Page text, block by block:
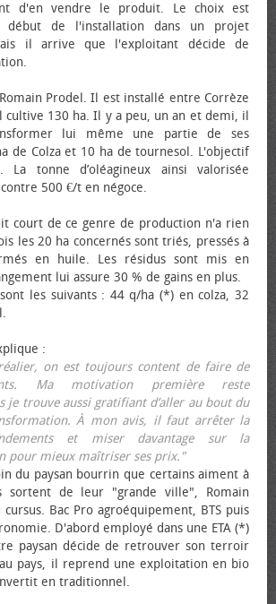
d'en vendre le produit. Le choix est
début de l'installation dans un projet
il arrive que l'exploitant décide de
Prodel. Il est installé entre Corrèze
cultive 130 ha. Il y a peu, un an et demi, il
lui même une partie de ses
de Colza et 10 ha de tournesol. L'objectif
La tonne d’oléagineux ainsi valorisée
500 €/t en négoce.
court de ce genre de production n'a rien
les 20 ha concernés sont triés, pressés à
en huile. Les résidus sont mis en
lui assure 30 % de gains en plus.
les suivants : 44 q/ha (*) en colza, 32
:
on est toujours content de faire de
Ma motivation première reste
je trouve aussi gratifiant d’aller au bout du
À mon avis, il faut arrêter la
et miser davantage sur la
pour mieux maîtriser ses prix."
du paysan bourrin que certains aiment à
sortent de leur "grande ville", Romain
Bac Pro agroéquipement, BTS puis
D'abord employé dans une ETA (*)
paysan décide de retrouver son terroir
pays, il reprend une exploitation en bio
en traditionnel.